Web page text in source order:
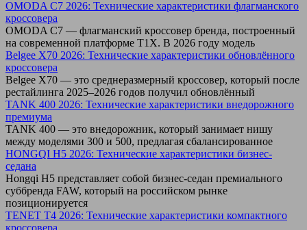
OMODA C7 2026: Технические характеристики флагманского
кроссовера
OMODA C7 — флагманский кроссовер бренда, построенный
на современной платформе T1X. В 2026 году модель
Belgee X70 2026: Технические характеристики обновлённого
кроссовера
Belgee X70 — это среднеразмерный кроссовер, который после
рестайлинга 2025–2026 годов получил обновлённый
TANK 400 2026: Технические характеристики внедорожного
премиума
TANK 400 — это внедорожник, который занимает нишу
между моделями 300 и 500, предлагая сбалансированное
HONGQI H5 2026: Технические характеристики бизнес-
седана
Hongqi H5 представляет собой бизнес-седан премиального
суббренда FAW, который на российском рынке
позиционируется
TENET T4 2026: Технические характеристики компактного
кроссовера